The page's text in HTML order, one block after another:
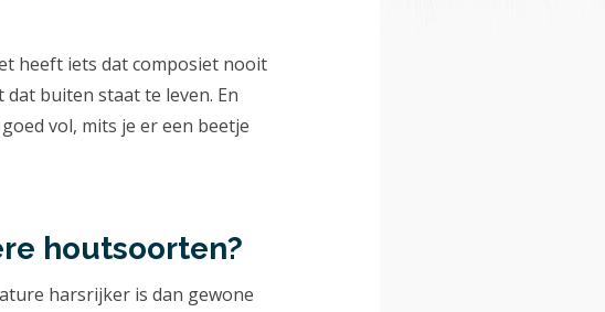
heeft iets dat composiet nooit
buiten staat te leven. En
vol, mits je er een beetje
houtsoorten?
harsrijker is dan gewone